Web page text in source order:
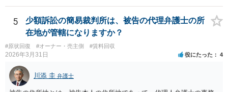
5
少額訴訟の簡易裁判所は、被告の代理弁護士の所
在地が管轄になりますか？
#原状回復 #オーナー・売主側 #賃料回収
2026年3月31日 役にたった 4
川添 圭 弁護士